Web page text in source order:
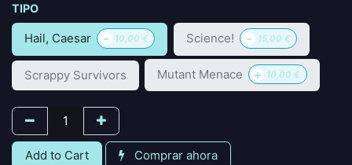
TIPO
Hail, Caesar - 10,00 € Science! - 15,00 €
Scrappy Survivors Mutant Menace + 10,00 €
Add to Cart Comprar ahora